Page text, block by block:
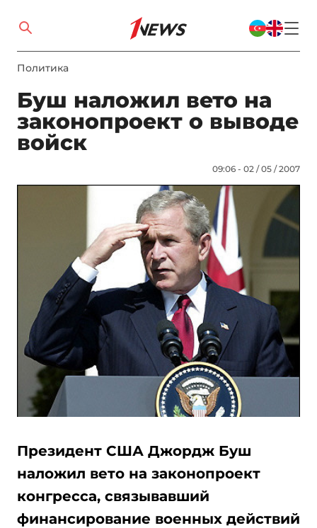
Политика
Буш наложил вето на
законопроект о выводе
войск
09:06 - 02 / 05 / 2007
Президент США Джордж Буш
наложил вето на законопроект
конгресса, связывавший
финансирование военных действий